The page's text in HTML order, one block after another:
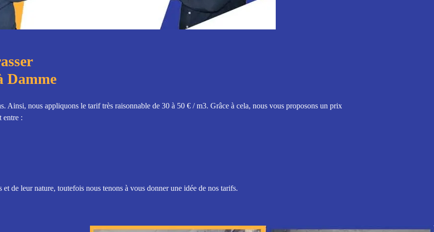
Damme
Ainsi, nous appliquons le tarif très raisonnable de 30 à 50 € / m3. Grâce à cela, nous vous proposons un prix
entre :
de leur nature, toutefois nous tenons à vous donner une idée de nos tarifs.